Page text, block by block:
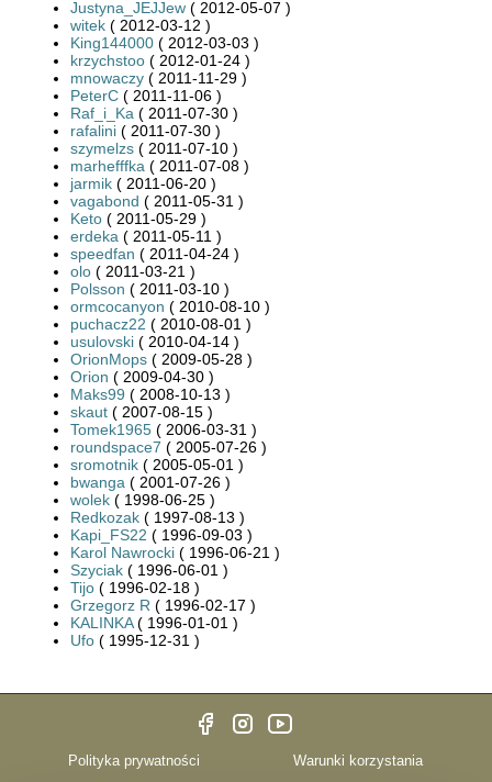
Justyna_JEJJew ( 2012-05-07 )
witek ( 2012-03-12 )
King144000 ( 2012-03-03 )
krzychstoo ( 2012-01-24 )
mnowaczy ( 2011-11-29 )
PeterC ( 2011-11-06 )
Raf_i_Ka ( 2011-07-30 )
rafalini ( 2011-07-30 )
szymelzs ( 2011-07-10 )
marhefffka ( 2011-07-08 )
jarmik ( 2011-06-20 )
vagabond ( 2011-05-31 )
Keto ( 2011-05-29 )
erdeka ( 2011-05-11 )
speedfan ( 2011-04-24 )
olo ( 2011-03-21 )
Polsson ( 2011-03-10 )
ormcocanyon ( 2010-08-10 )
puchacz22 ( 2010-08-01 )
usulovski ( 2010-04-14 )
OrionMops ( 2009-05-28 )
Orion ( 2009-04-30 )
Maks99 ( 2008-10-13 )
skaut ( 2007-08-15 )
Tomek1965 ( 2006-03-31 )
roundspace7 ( 2005-07-26 )
sromotnik ( 2005-05-01 )
bwanga ( 2001-07-26 )
wolek ( 1998-06-25 )
Redkozak ( 1997-08-13 )
Kapi_FS22 ( 1996-09-03 )
Karol Nawrocki ( 1996-06-21 )
Szyciak ( 1996-06-01 )
Tijo ( 1996-02-18 )
Grzegorz R ( 1996-02-17 )
KALINKA( 1996-01-01 )
Ufo ( 1995-12-31 )
Polityka prywatności Warunki korzystania